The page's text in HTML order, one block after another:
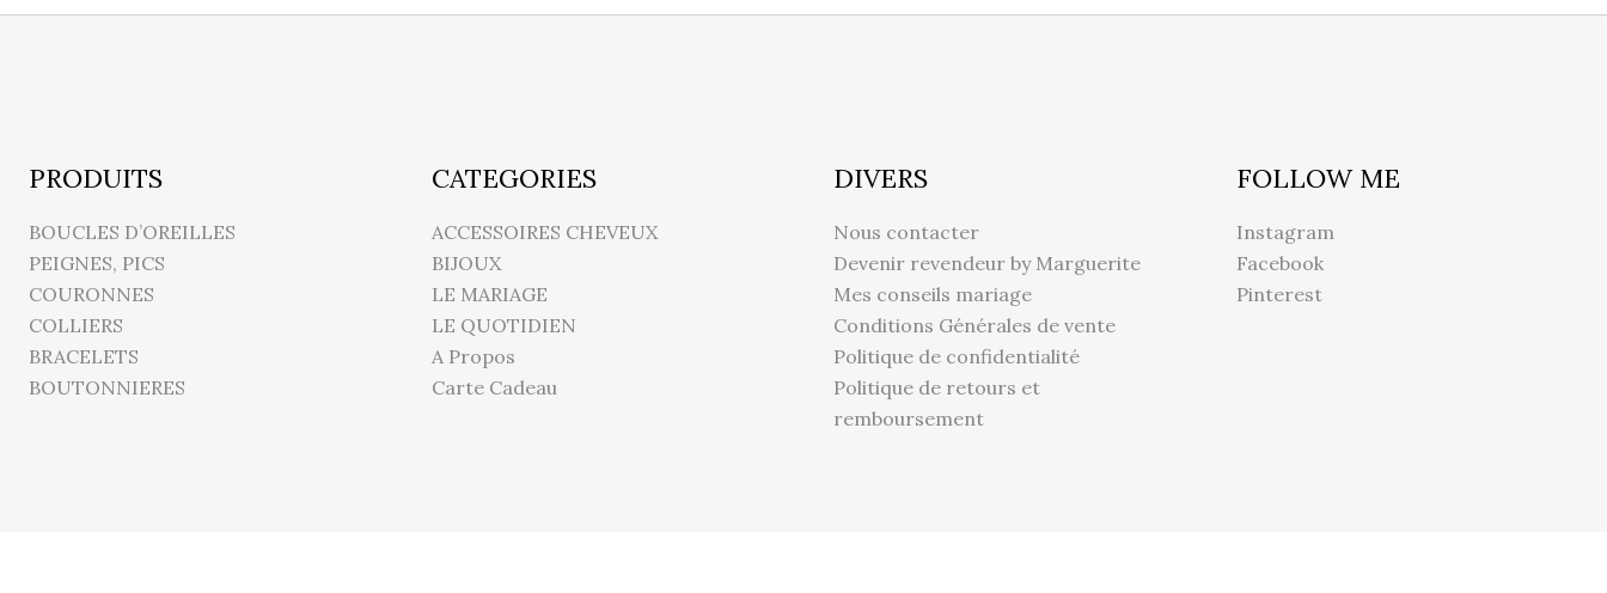
PRODUITS
BOUCLES D’OREILLES
PEIGNES, PICS
COURONNES
COLLIERS
BRACELETS
BOUTONNIERES
CATEGORIES
ACCESSOIRES CHEVEUX
BIJOUX
LE MARIAGE
LE QUOTIDIEN
A Propos
Carte Cadeau
DIVERS
Nous contacter
Devenir revendeur by Marguerite
Mes conseils mariage
Conditions Générales de vente
Politique de confidentialité
Politique de retours et
remboursement
FOLLOW ME
Instagram
Facebook
Pinterest